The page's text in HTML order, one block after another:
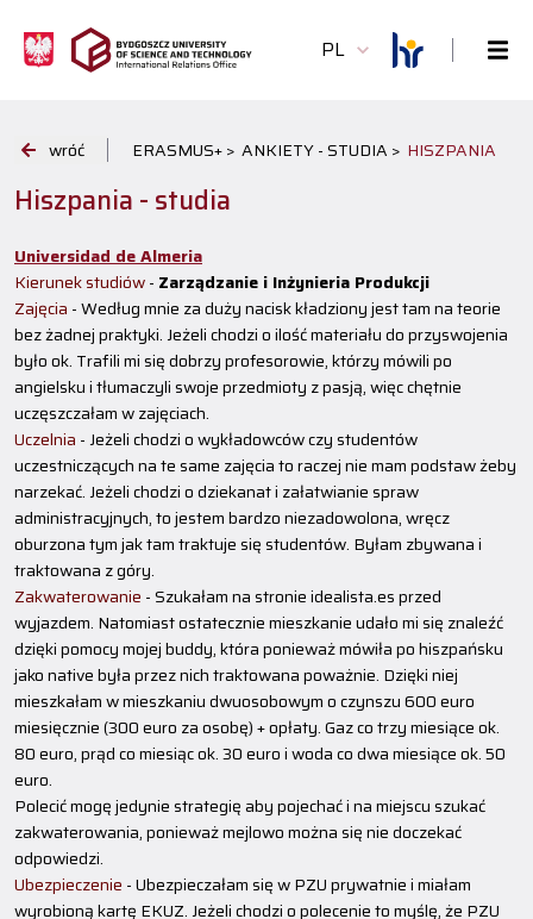
PL
wróć ERASMUS+ > ANKIETY - STUDIA > HISZPANIA
Hiszpania - studia
Universidad de Almeria
Kierunek studiów- Zarządzanie i Inżynieria Produkcji
Zajęcia - Według mnie za duży nacisk kładziony jest tam na teorie
bez żadnej praktyki. Jeżeli chodzi o ilość materiału do przyswojenia
było ok. Trafili mi się dobrzy profesorowie, którzy mówili po
angielsku i tłumaczyli swoje przedmioty z pasją, więc chętnie
uczęszczałam w zajęciach.
Uczelnia - Jeżeli chodzi o wykładowców czy studentów
uczestniczących na te same zajęcia to raczej nie mam podstaw żeby
narzekać. Jeżeli chodzi o dziekanat i załatwianie spraw
administracyjnych, to jestem bardzo niezadowolona, wręcz
oburzona tym jak tam traktuje się studentów. Byłam zbywana i
traktowana z góry.
Zakwaterowanie - Szukałam na stronie idealista.es przed
wyjazdem. Natomiast ostatecznie mieszkanie udało mi się znaleźć
dzięki pomocy mojej buddy, która ponieważ mówiła po hiszpańsku
jako native była przez nich traktowana poważnie. Dzięki niej
mieszkałam w mieszkaniu dwuosobowym o czynszu 600 euro
miesięcznie (300 euro za osobę) + opłaty. Gaz co trzy miesiące ok.
80 euro, prąd co miesiąc ok. 30 euro i woda co dwa miesiące ok. 50
euro.
Polecić mogę jedynie strategię aby pojechać i na miejscu szukać
zakwaterowania, ponieważ mejlowo można się nie doczekać
odpowiedzi.
Ubezpieczenie - Ubezpieczałam się w PZU prywatnie i miałam
wyrobioną kartę EKUZ. Jeżeli chodzi o polecenie to myślę, że PZU